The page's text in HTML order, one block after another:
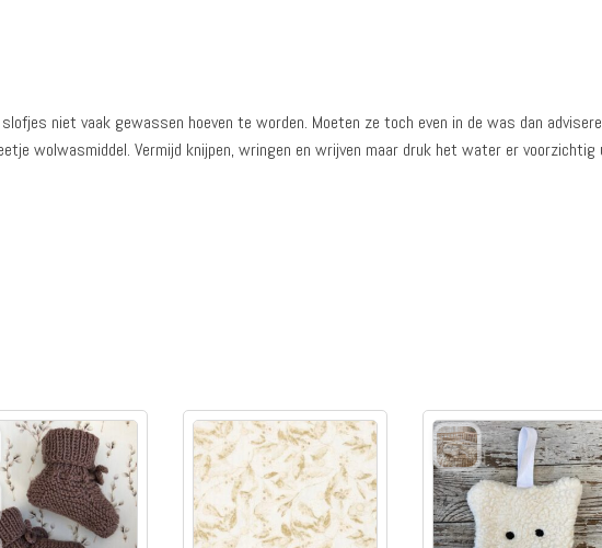
niet vaak gewassen hoeven te worden. Moeten ze toch even in de was dan
wolwasmiddel. Vermijd knijpen, wringen en wrijven maar druk het water er voorzichtig